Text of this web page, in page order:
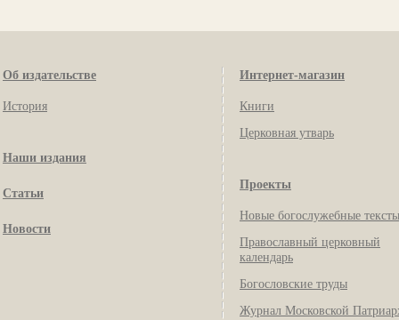
Об издательстве
История
Наши издания
Статьи
Новости
Интернет-магазин
Книги
Церковная утварь
Проекты
Новые богослужебные тексты
Православный церковный
календарь
Богословские труды
Журнал Московской